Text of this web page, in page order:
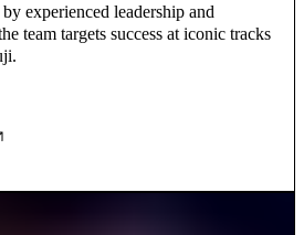
experienced leadership and
team targets success at iconic tracks